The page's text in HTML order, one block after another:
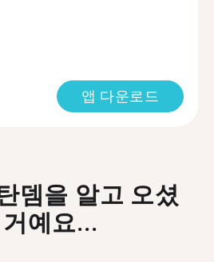
앱 다운로드
뎀을 알고 오셨
예요...